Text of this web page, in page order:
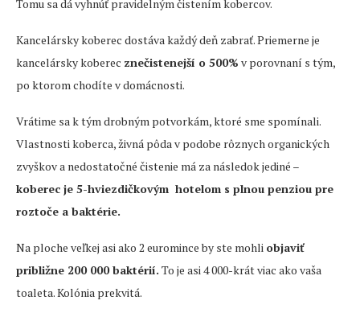
Tomu sa dá vyhnúť pravidelným čistením kobercov.
Kancelársky koberec dostáva každý deň zabrať. Priemerne je
kancelársky koberec znečistenejší o 500% v porovnaní s tým,
po ktorom chodíte v domácnosti.
Vrátime sa k tým drobným potvorkám, ktoré sme spomínali.
Vlastnosti koberca, živná pôda v podobe rôznych organických
zvyškov a nedostatočné čistenie má za následok jediné –
koberec je 5-hviezdičkovým hotelom s plnou penziou pre
roztoče a baktérie.
Na ploche veľkej asi ako 2 euromince by ste mohli objaviť
približne 200 000 baktérií. To je asi 4 000-krát viac ako vaša
toaleta. Kolónia prekvitá.